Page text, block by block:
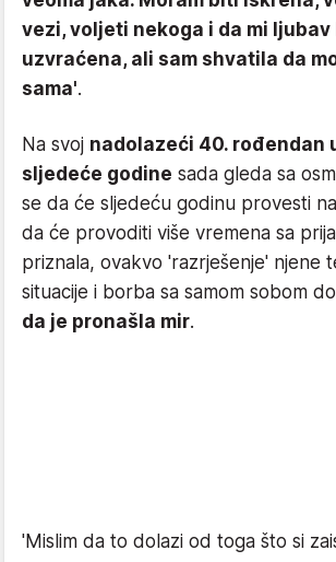
vezi, voljeti nekoga i da mi ljubav
uzvraćena, ali sam shvatila da
sama'.
Na svoj nadolazeći 40. rođendan
sljedeće godine sada gleda sa
se da će sljedeću godinu provesti
da će provoditi više vremena sa
priznala, ovakvo 'razrješenje' njene
situacije i borba sa samom sobom
da je pronašla mir.
'Mislim da to dolazi od toga što si